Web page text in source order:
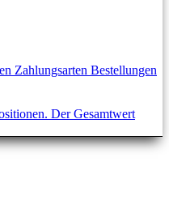
Zahlungsarten Bestellungen
Der Gesamtwert